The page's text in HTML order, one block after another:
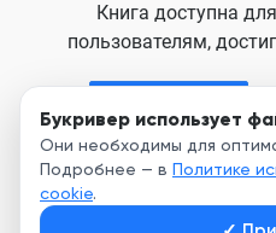
Букривер использует
Они необходимы для
Подробнее — в Политике
cookie.
Книга доступна
пользователям,
Нажимая кнопку, я